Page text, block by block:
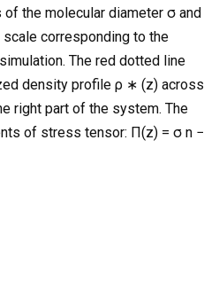
the molecular diameter σ and
corresponding to the
The red dotted line
density profile ρ ∗ (z) across
right part of the system. The
of stress tensor: Π(z) = σ n −